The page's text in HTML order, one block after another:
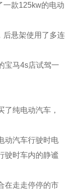
一款125kw的电动
后悬架使用了多连
宝马4s店试驾一
纯电动汽车，
动汽车行驶时电
驶时车内的静谧
在走走停停的市